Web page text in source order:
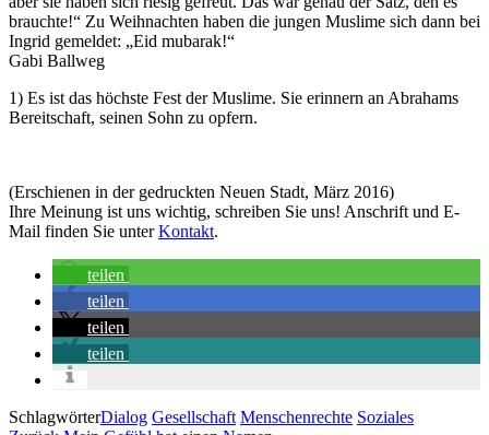
brauchte!“ Zu Weihnachten haben die jungen Muslime sich dann bei
Ingrid gemeldet: „Eid mubarak!“
Gabi Ballweg
1) Es ist das höchste Fest der Muslime. Sie erinnern an Abrahams
Bereitschaft, seinen Sohn zu opfern.
(Erschienen in der gedruckten Neuen Stadt, März 2016)
Ihre Meinung ist uns wichtig, schreiben Sie uns! Anschrift und E-
Mail finden Sie unterKontakt.
teilen
teilen
teilen
teilen
SchlagwörterDialog Gesellschaft Menschenrechte Soziales